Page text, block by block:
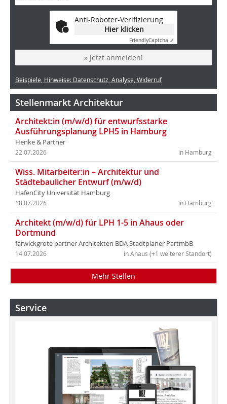
Anti-Roboter-Verifizierung
Hier klicken
FriendlyCaptcha ⇗
» Jetzt anmelden!
Beispiele, Hinweise: Datenschutz, Analyse, Widerruf
Stellenmarkt Architektur
Architekt:in (m/w/d) für entwurfsstarke
Ausführungsplanung LPH5 in Hamburg
Henke & Partner
in Hamburg
22.07.2026
Wiss. Mitarbeiter:in – Architektur und
Städtebaulicher Entwurf (m/w/d)
HafenCity Universität Hamburg
in Hamburg
18.07.2026
Architekt (m/w/d) für LPH 1-5 in Ahaus oder
Dortmund
farwickgrote partner Architekten BDA Stadtplaner PartmbB
in Ahaus (+1 weiterer Standort)
14.07.2026
Mehr Stellen
Service